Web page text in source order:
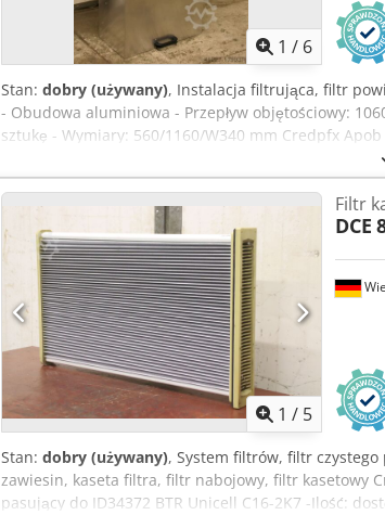
1 / 6
Stan: dobry (używany), Instalacja filtrująca, filtr
- Obudowa aluminiowa - Przepływ objętościowy:
sztukę - Wymiary: 560/1160/W340 mm Credpfx
1 / 5
Filtr
DCE
Stan: dobry (używany), System filtrów, filtr
zawiesin, kaseta filtra, filtr nabojowy, filtr kasetowy
pasujący do ID34372 BTR Unicell C16-2K7 -Ilość: